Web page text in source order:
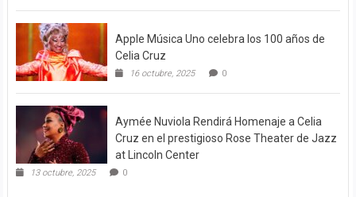
Apple Música Uno celebra los 100 años de
Celia Cruz
16 octubre, 2025 0
Aymée Nuviola Rendirá Homenaje a Celia
Cruz en el prestigioso Rose Theater de Jazz
at Lincoln Center
13 octubre, 2025 0